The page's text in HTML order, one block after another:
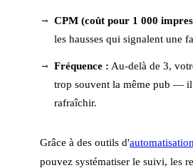
CPM (coût pour 1 000
les hausses qui signalent une
Fréquence : Au-delà de 3,
trop souvent la même pub — il
rafraîchir.
Grâce à des outils d'
pouvez systématiser le suivi, les